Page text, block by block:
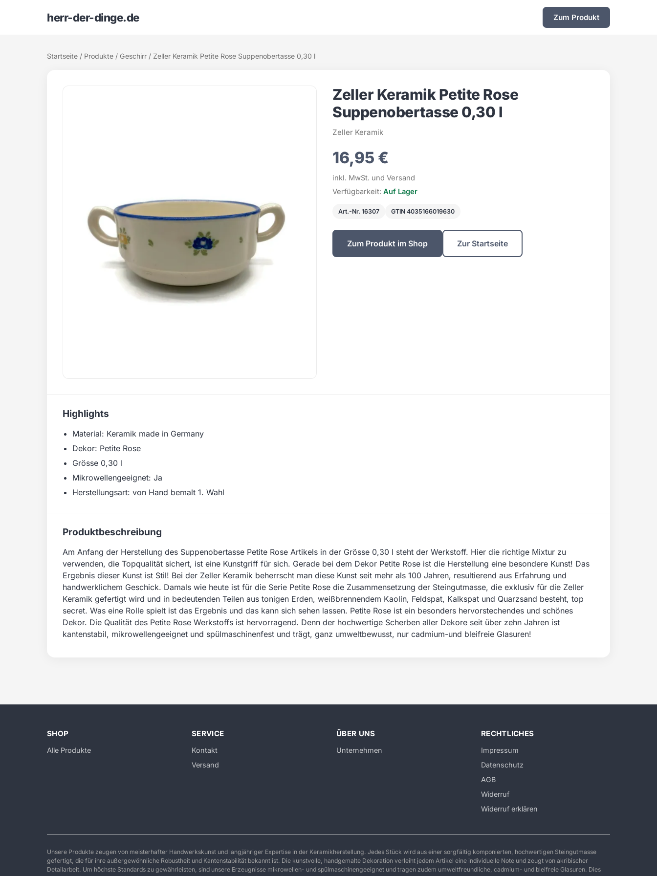
herr-der-dinge.de Zum Produkt
Startseite / Produkte / Geschirr / Zeller Keramik Petite Rose Suppenobertasse 0,30 l
Zeller Keramik Petite Rose
Suppenobertasse 0,30 l
Zeller Keramik
16,95 €
inkl. MwSt. und Versand
Verfügbarkeit: Auf Lager
Art.-Nr. 16307 GTIN 4035166019630
Zum Produkt im Shop Zur Startseite
Highlights
Material: Keramik made in Germany
Dekor: Petite Rose
Grösse 0,30 l
Mikrowellengeeignet: Ja
Herstellungsart: von Hand bemalt 1. Wahl
Produktbeschreibung
Am Anfang der Herstellung des Suppenobertasse Petite Rose Artikels in der Grösse 0,30 l steht der Werkstoff. Hier die richtige Mixtur zu
verwenden, die Topqualität sichert, ist eine Kunstgriff für sich. Gerade bei dem Dekor Petite Rose ist die Herstellung eine besondere Kunst! Das
Ergebnis dieser Kunst ist Stil! Bei der Zeller Keramik beherrscht man diese Kunst seit mehr als 100 Jahren, resultierend aus Erfahrung und
handwerklichem Geschick. Damals wie heute ist für die Serie Petite Rose die Zusammensetzung der Steingutmasse, die exklusiv für die Zeller
Keramik gefertigt wird und in bedeutenden Teilen aus tonigen Erden, weißbrennendem Kaolin, Feldspat, Kalkspat und Quarzsand besteht, top
secret. Was eine Rolle spielt ist das Ergebnis und das kann sich sehen lassen. Petite Rose ist ein besonders hervorstechendes und schönes
Dekor. Die Qualität des Petite Rose Werkstoffs ist hervorragend. Denn der hochwertige Scherben aller Dekore seit über zehn Jahren ist
kantenstabil, mikrowellengeeignet und spülmaschinenfest und trägt, ganz umweltbewusst, nur cadmium-und bleifreie Glasuren!
SHOP
Alle Produkte
SERVICE
Kontakt
Versand
ÜBER UNS
Unternehmen
RECHTLICHES
Impressum
Datenschutz
AGB
Widerruf
Widerruf erklären
Unsere Produkte zeugen von meisterhafter Handwerkskunst und langjähriger Expertise in der Keramikherstellung. Jedes Stück wird aus einer sorgfältig komponierten, hochwertigen Steingutmasse
gefertigt, die für ihre außergewöhnliche Robustheit und Kantenstabilität bekannt ist. Die kunstvolle, handgemalte Dekoration verleiht jedem Artikel eine individuelle Note und zeugt von akribischer
Detailarbeit. Um höchste Standards zu gewährleisten, sind unsere Erzeugnisse mikrowellen- und spülmaschinengeeignet und tragen zudem umweltfreundliche, cadmium- und bleifreie Glasuren. Dies